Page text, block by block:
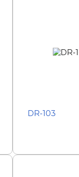
DR-103